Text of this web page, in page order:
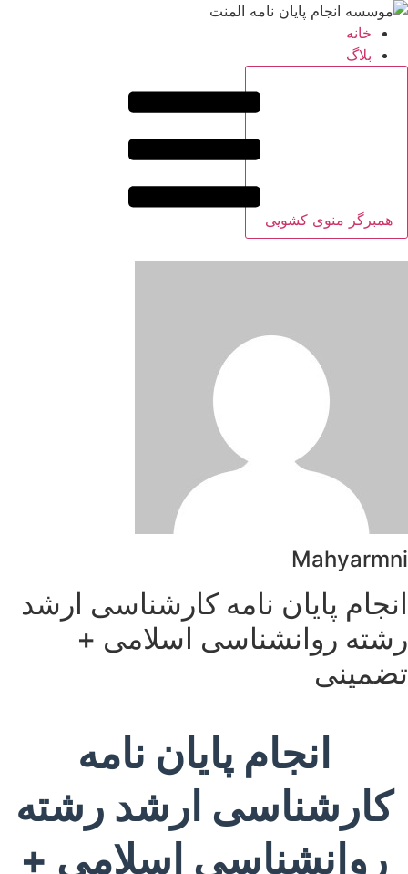
خانه
بلاگ
همبرگر منوی کشویی
Mahyarmni
انجام پایان نامه کارشناسی ارشد
رشته روانشناسی اسلامی +
تضمینی
انجام پایان نامه
کارشناسی ارشد رشته
روانشناسی اسلامی +